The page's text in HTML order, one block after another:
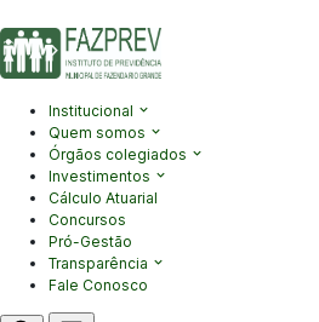
Institucional
Quem somos
Órgãos colegiados
Investimentos
Cálculo Atuarial
Concursos
Pró-Gestão
Transparência
Fale Conosco